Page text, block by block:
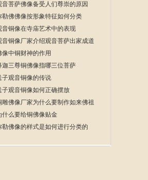
音菩萨佛像备受人们尊崇的原因
勒佛佛像按形象特征如何分类
音铜像在寺庙艺术中的表现
音铜像厂家介绍观音菩萨出家成道
故事
像中铜财神的作用
迦三尊铜佛像指哪三位菩萨
子观音铜像的传说
子观音铜像如何正确摆放
雕佛像厂家为什么要制作如来佛祖
什么要给铜佛像贴金
勒佛像的样式是如何进行分类的